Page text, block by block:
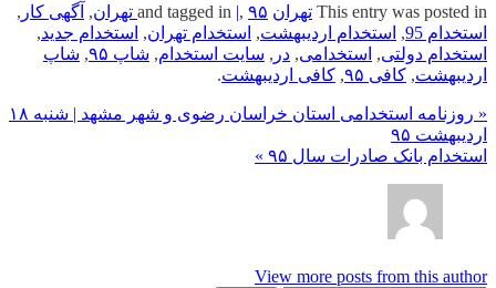
This entry was posted in تهران |, ۹۵ تهران , آگهی کار ,
استخدام 95
, استخدام اردیبهشت, استخدام تهران, استخدام جدید,
استخدام دولتی, استخدامی, در , سایت استخدام, شاپ ۹۵ , شاپ
اردیبهشت, کافی ۹۵ , کافی اردیبهشت.
« روزنامه استخدامی استان خراسان رضوی و شهر مشهد | شنبه ۱۸
اردیبهشت ۹۵
استخدام بانک صادرات سال ۹۵ »
View more posts from this author